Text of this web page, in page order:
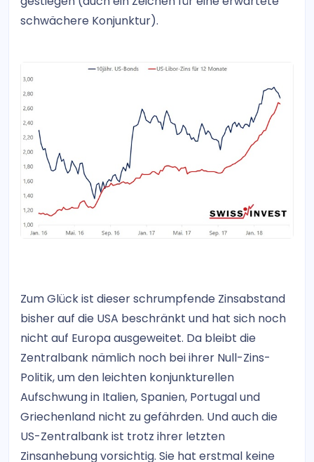
schwächere Konjunktur).
Zum Glück ist dieser schrumpfende Zinsabstand
bisher auf die USA beschränkt und hat sich noch
nicht auf Europa ausgeweitet. Da bleibt die
Zentralbank nämlich noch bei ihrer Null-Zins-
Politik, um den leichten konjunkturellen
Aufschwung in Italien, Spanien, Portugal und
Griechenland nicht zu gefährden. Und auch die
US-Zentralbank ist trotz ihrer letzten
Zinsanhebung vorsichtig. Sie hat erstmal keine